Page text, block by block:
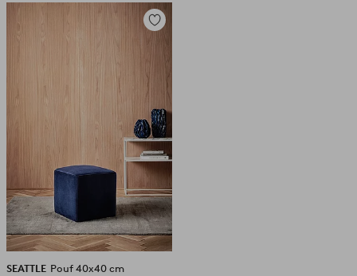
Zu
Favoriten
hinzufügen
SEATTLE Pouf 40x40 cm